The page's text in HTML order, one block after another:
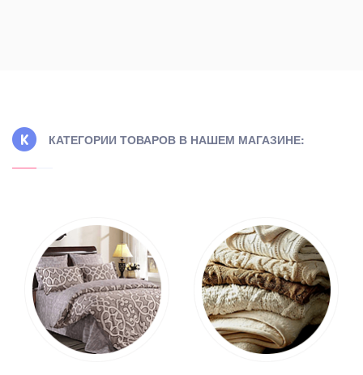
КАТЕГОРИИ ТОВАРОВ В НАШЕМ МАГАЗИНЕ: